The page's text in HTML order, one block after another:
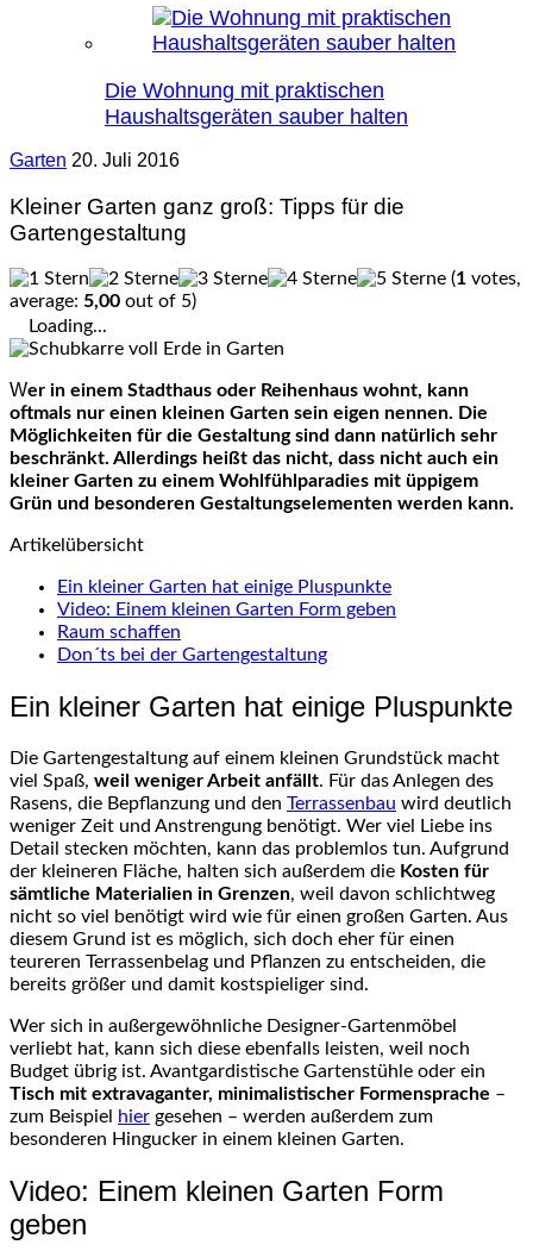
Die Wohnung mit praktischen
Haushaltsgeräten sauber halten
Garten 20. Juli 2016
Kleiner Garten ganz groß: Tipps für die
Gartengestaltung
(1 votes,
average: 5,00 out of 5)
Loading...
Wer in einem Stadthaus oder Reihenhaus wohnt, kann
oftmals nur einen kleinen Garten sein eigen nennen. Die
Möglichkeiten für die Gestaltung sind dann natürlich sehr
beschränkt. Allerdings heißt das nicht, dass nicht auch ein
kleiner Garten zu einem Wohlfühlparadies mit üppigem
Grün und besonderen Gestaltungselementen werden kann.
Artikelübersicht
Ein kleiner Garten hat einige Pluspunkte
Video: Einem kleinen Garten Form geben
Raum schaffen
Don´ts bei der Gartengestaltung
Ein kleiner Garten hat einige Pluspunkte
Die Gartengestaltung auf einem kleinen Grundstück macht
viel Spaß, weil weniger Arbeit anfällt. Für das Anlegen des
Rasens, die Bepflanzung und den Terrassenbau wird deutlich
weniger Zeit und Anstrengung benötigt. Wer viel Liebe ins
Detail stecken möchten, kann das problemlos tun. Aufgrund
der kleineren Fläche, halten sich außerdem die Kosten für
sämtliche Materialien in Grenzen, weil davon schlichtweg
nicht so viel benötigt wird wie für einen großen Garten. Aus
diesem Grund ist es möglich, sich doch eher für einen
teureren Terrassenbelag und Pflanzen zu entscheiden, die
bereits größer und damit kostspieliger sind.
Wer sich in außergewöhnliche Designer-Gartenmöbel
verliebt hat, kann sich diese ebenfalls leisten, weil noch
Budget übrig ist. Avantgardistische Gartenstühle oder ein
Tisch mit extravaganter, minimalistischer Formensprache –
zum Beispiel
hier gesehen – werden außerdem zum
besonderen Hingucker in einem kleinen Garten.
Video: Einem kleinen Garten Form
geben